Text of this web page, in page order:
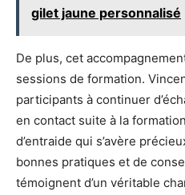
gilet jaune personnalisé
De plus, cet
sessions de formation.
participants à continuer
en contact suite à la
d’entraide qui s’avère
bonnes pratiques et de
témoignent d’un véritable